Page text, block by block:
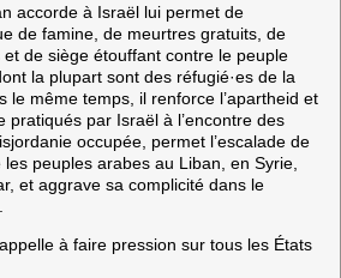
accorde à Israël lui permet de
de famine, de meurtres gratuits, de
de siège étouffant contre le peuple
la plupart sont des réfugié·es de la
le même temps, il renforce l’apartheid et
pratiqués par Israël à l’encontre des
occupée, permet l’escalade de
peuples arabes au Liban, en Syrie,
et aggrave sa complicité dans le
à faire pression sur tous les États